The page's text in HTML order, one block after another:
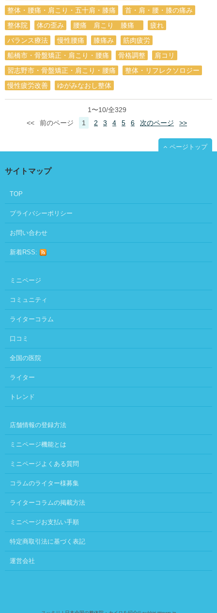
整体・腰痛・肩こり・五十肩・膝痛
首・肩・腰・膝の痛み
整体院
体の歪み 腰痛 肩こり 膝痛
疲れ
バランス療法
慢性腰痛 膝痛み
筋肉疲労
船橋市・骨盤矯正・肩こり・腰痛
骨格調整
肩コリ
習志野市・骨盤矯正・肩こり・腰痛
整体・リフレクソロジー
慢性疲労改善
ゆがみなおし整体
1〜10/全329
<<
前のページ 1 2 3 4 5 6 次のページ >>
ページトップ
サイトマップ
TOP
プライバシーポリシー
お問い合わせ
新着RSS:
ミニページ
コミュニティ
ライターコラム
口コミ
全国の医院
ライター
トレンド
店舗情報の登録方法
ミニページ機能とは
ミニページよくある質問
コラムのライター様募集
ライターコラムの掲載方法
ミニページお支払い手順
特定商取引法に基づく表記
運営会社